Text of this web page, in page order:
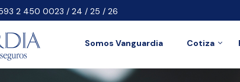
2 450 0023 / 24 / 25 / 26
Somos Vanguardia Cotiza